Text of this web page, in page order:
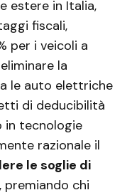
estere in Italia,
fiscali,
per i veicoli a
la
le auto elettriche
di deducibilità
in tecnologie
razionale il
le soglie di
, premiando chi